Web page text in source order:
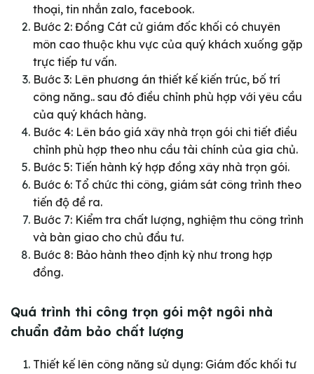
thoại, tin nhắn zalo, facebook.
Bước 2: Đồng Cát cử giám đốc khối có chuyên
môn cao thuộc khu vực của quý khách xuống gặp
trực tiếp tư vấn.
Bước 3: Lên phương án thiết kế kiến trúc, bố trí
công năng.. sau đó điều chỉnh phù hợp với yêu cầu
của quý khách hàng.
Bước 4: Lên báo giá xây nhà trọn gói chi tiết điều
chỉnh phù hợp theo nhu cầu tài chính của gia chủ.
Bước 5: Tiến hành ký hợp đồng xây nhà trọn gói.
Bước 6: Tổ chức thi công, giám sát công trình theo
tiến độ đề ra.
Bước 7: Kiểm tra chất lượng, nghiệm thu công trình
và bàn giao cho chủ đầu tư.
Bước 8: Bảo hành theo định kỳ như trong hợp
đồng.
Quá trình thi công trọn gói một ngôi nhà
chuẩn đảm bảo chất lượng
Thiết kế lên công năng sử dụng: Giám đốc khối tư